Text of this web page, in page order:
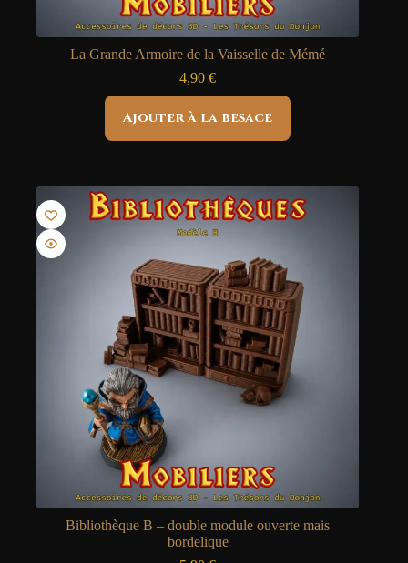
La Grande Armoire de la Vaisselle de Mémé
4,90€
Ajouter à la besace
Bibliothèque B – double module ouverte mais
bordelique